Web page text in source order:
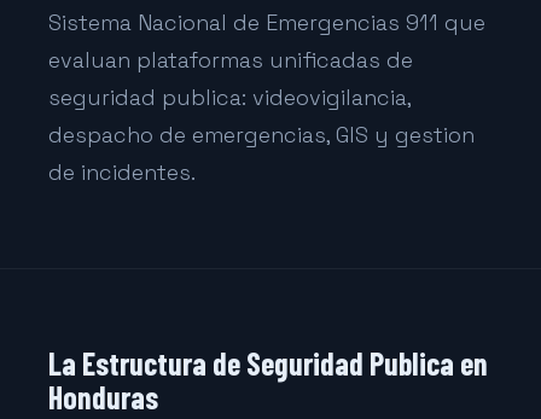
Sistema Nacional de Emergencias 911 que
evaluan plataformas unificadas de
seguridad publica: videovigilancia,
despacho de emergencias, GIS y gestion
de incidentes.
La Estructura de Seguridad Publica en
Honduras